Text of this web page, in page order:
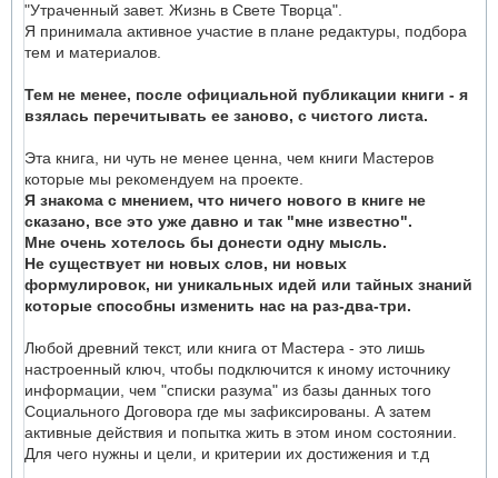
"Утраченный завет. Жизнь в Свете Творца".
Я принимала активное участие в плане редактуры, подбора
тем и материалов.
Тем не менее, после официальной публикации книги - я
взялась перечитывать ее заново, с чистого листа.
Эта книга, ни чуть не менее ценна, чем книги Мастеров
которые мы рекомендуем на проекте.
Я знакома с мнением, что ничего нового в книге не
сказано, все это уже давно и так "мне известно".
Мне очень хотелось бы донести одну мысль.
Не существует ни новых слов, ни новых
формулировок, ни уникальных идей или тайных знаний
которые способны изменить нас на раз-два-три.
Любой древний текст, или книга от Мастера - это лишь
настроенный ключ, чтобы подключится к иному источнику
информации, чем "списки разума" из базы данных того
Социального Договора где мы зафиксированы. А затем
активные действия и попытка жить в этом ином состоянии.
Для чего нужны и цели, и критерии их достижения и т.д